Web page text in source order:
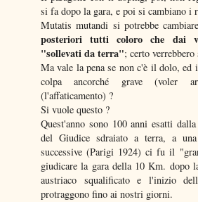
si fa dopo la gara, e poi si cambiano
Mutatis mutandi si potrebbe
posteriori tutti coloro che dai
"sollevati da terra"; certo verrebbero
Ma vale la pena se non c'è il dolo, ed
colpa ancorché grave (voler
(l'affaticamento) ?
Si vuole questo ?
Quest'anno sono 100 anni esatti
del Giudice sdraiato a terra, a
successive (Parigi 1924) ci fu il
giudicare la gara della 10 Km. dopo
austriaco squalificato e l'inizio
protraggono fino ai nostri giorni.